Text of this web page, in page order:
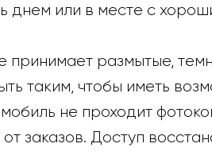
днем или в месте с
принимает размытые,
таким, чтобы иметь
не проходит
заказов. Доступ